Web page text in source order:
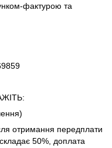
фактурою та
отримання передплати
50%, доплата